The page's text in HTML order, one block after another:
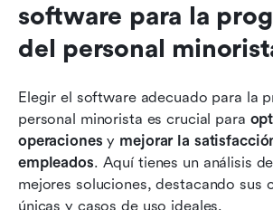
software para la
del personal
Elegir el software adecuado para la
personal minorista es crucial para
operaciones y mejorar la
empleados. Aquí tienes un análisis
mejores soluciones, destacando sus
únicas y casos de uso ideales.